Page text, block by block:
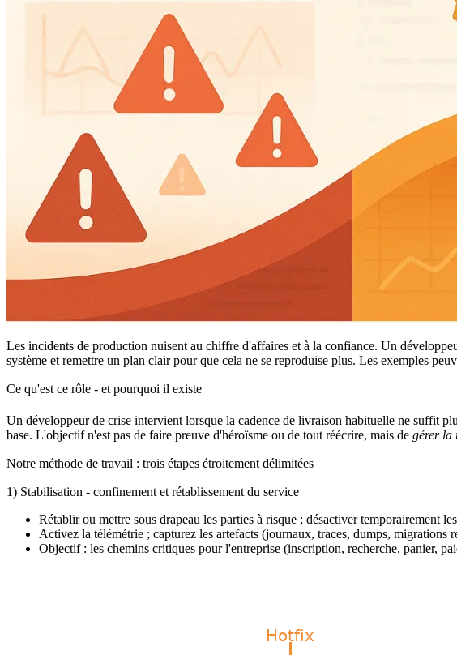
Les incidents de production nuisent au chiffre d'affaires et à la confiance. Un
système et remettre un plan clair pour que cela ne se reproduise plus. Les exemples
Ce qu'est ce rôle - et pourquoi il existe
Un développeur de crise intervient lorsque la cadence de livraison habituelle ne suffit
base. L'objectif n'est pas de faire preuve d'héroïsme ou de tout réécrire, mais de gérer la
Notre méthode de travail : trois étapes étroitement délimitées
1) Stabilisation - confinement et rétablissement du service
Rétablir ou mettre sous drapeau les parties à risque ; désactiver temporairement
Activez la télémétrie ; capturez les artefacts (journaux, traces, dumps, migrations
Objectif : les chemins critiques pour l'entreprise (inscription, recherche, panier,